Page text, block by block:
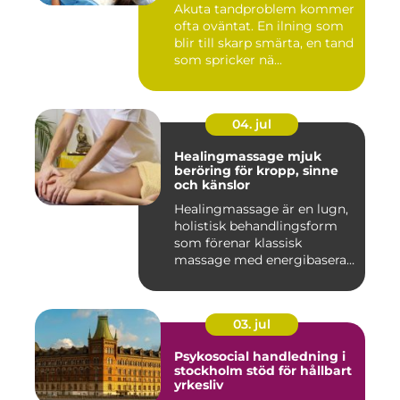
Akuta tandproblem kommer
ofta oväntat. En ilning som
blir till skarp smärta, en tand
som spricker nä...
04. jul
Healingmassage mjuk
beröring för kropp, sinne
och känslor
Healingmassage är en lugn,
holistisk behandlingsform
som förenar klassisk
massage med energibaserad
03. jul
Psykosocial handledning i
stockholm stöd för hållbart
yrkesliv